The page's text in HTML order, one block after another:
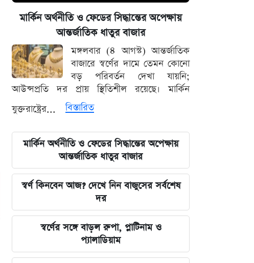
স্বর্ণের সঙ্গে বাড়ল রুপা, প্লাটিনাম ও
প্যালাডিয়াম
আজ মঙ্গলবার বন্ধ যেসব মার্কেট, বের
হওয়ার আগে দেখুন
ফের বাড়ল তেলের দাম
শেখ হাসিনা ইস্যুতে ভারতকেই অবস্থান স্পষ্ট
করতে হবে: শামা ওবায়েদ
শেষ মুহূর্তে ইউক্রেনে হামলা থামাল ইরান,
কেন?
সন্তানকে সম্পত্তি দিলেও কাড়তে পারবে না
অধিকার: সম্পত্তি হস্তান্তর আইনের নতুন
খসড়া
জীবনহানি এড়াতে ট্রাম্পের নতুন কৌশল:
মার্কিন অর্থনীতি ও ফেডের সিদ্ধান্তের অপেক্ষায়
আন্তর্জাতিক ধাতুর বাজার
মঙ্গলবার (৪ আগস্ট) আন্তর্জাতিক
বাজারে স্বর্ণের দামে তেমন কোনো
বড় পরিবর্তন দেখা যায়নি;
আউন্সপ্রতি দর প্রায় স্থিতিশীল রয়েছে। মার্কিন
যুক্তরাষ্ট্রের...
বিস্তারিত
মার্কিন অর্থনীতি ও ফেডের সিদ্ধান্তের অপেক্ষায়
আন্তর্জাতিক ধাতুর বাজার
স্বর্ণ কিনবেন আজ? দেখে নিন বাজুসের সর্বশেষ
দর
স্বর্ণের সঙ্গে বাড়ল রুপা, প্লাটিনাম ও
প্যালাডিয়াম